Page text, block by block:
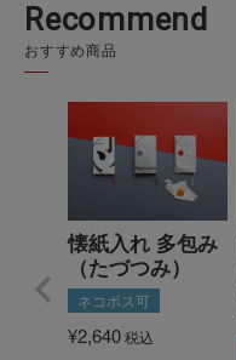
Recommend
おすすめ商品
懐紙入れ 多包み
（たづつみ）
ネコポス可
¥2,640税込